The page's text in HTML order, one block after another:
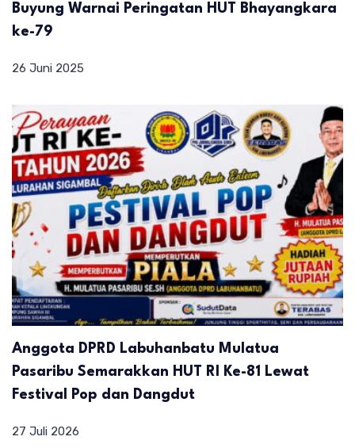
Buyung Warnai Peringatan HUT Bhayangkara
ke-79
26 Juni 2025
Anggota DPRD Labuhanbatu Mulatua
Pasaribu Semarakkan HUT RI Ke-81 Lewat
Festival Pop dan Dangdut
27 Juli 2026